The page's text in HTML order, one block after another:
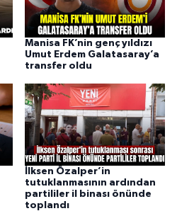
Manisa FK’nin genç yıldızı
Umut Erdem Galatasaray’a
transfer oldu
İlksen Özalper’in
tutuklanmasının ardından
partililer il binası önünde
toplandı